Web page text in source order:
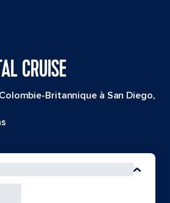
CRUISE
Britannique à San Diego,